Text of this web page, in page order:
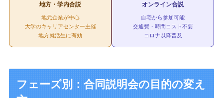
地方・学内合説
地元企業が中心
大学のキャリアセンター主催
地方就活生に有効
オンライン合説
自宅から参加可能
交通費・時間コスト不要
コロナ以降普及
フェーズ別：合同説明会の目的の変え